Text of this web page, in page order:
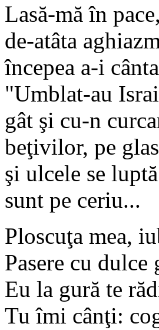
Lasă-mă în
de-atâta
începea a-i
"Umblat-au
gât şi cu-n
beţivilor, pe
şi ulcele se
sunt pe ceriu...
Ploscuţa mea,
Pasere cu dulce
Eu la gură te
Tu îmi cânţi: